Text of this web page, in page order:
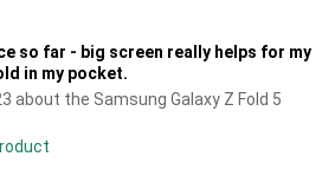
so far - big screen really helps for my
in my pocket.
about the Samsung Galaxy Z Fold 5